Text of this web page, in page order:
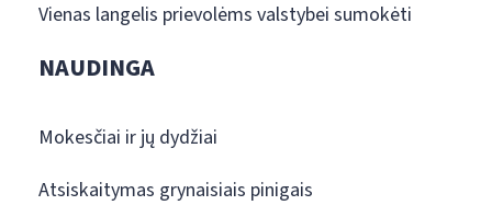
Vienas langelis prievolėms valstybei sumokėti
NAUDINGA
Mokesčiai ir jų dydžiai
Atsiskaitymas grynaisiais pinigais